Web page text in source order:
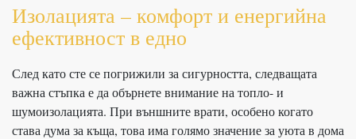
Изолацията – комфорт и енергийна
ефективност в едно
След като сте се погрижили за сигурността, следващата
важна стъпка е да обърнете внимание на топло- и
шумоизолацията. При външните врати, особено когато
става дума за къща, това има голямо значение за уюта в дома